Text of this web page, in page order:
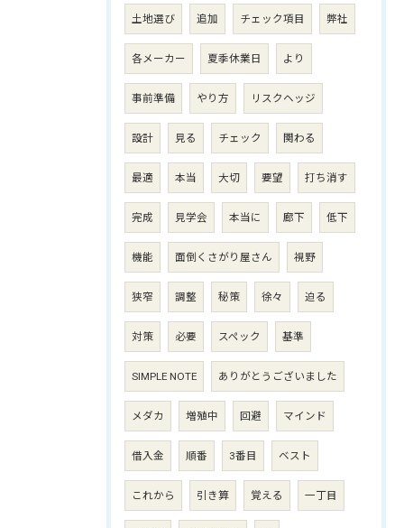
土地選び 追加 チェック項目 弊社
各メーカー 夏季休業日 より
事前準備 やり方 リスクヘッジ
設計 見る チェック 関わる
最適 本当 大切 要望 打ち消す
完成 見学会 本当に 廊下 低下
機能 面倒くさがり屋さん 視野
狭窄 調整 秘策 徐々 迫る
対策 必要 スペック 基準
SIMPLE NOTE ありがとうございました
メダカ 増殖中 回避 マインド
借入金 順番 3番目 ベスト
これから 引き算 覚える 一丁目